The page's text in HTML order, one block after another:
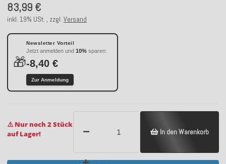
83,99 €
inkl. 19% USt. , zzgl. Versand
🎁
Newsletter Vorteil
Jetzt anmelden und 10% sparen:
-8,40 €
Zur Anmeldung
⚠️ Nur noch 2 Stück
auf Lager!
In den Warenkorb